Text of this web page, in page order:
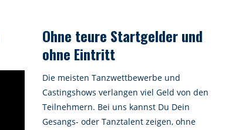
Ohne teure Startgelder und
ohne Eintritt
Die meisten Tanzwettbewerbe und
Castingshows verlangen viel Geld von den
Teilnehmern. Bei uns kannst Du Dein
Gesangs- oder Tanztalent zeigen, ohne